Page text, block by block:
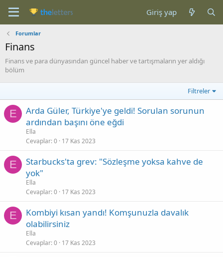
Giriş yap
Forumlar
Finans
Finans ve para dünyasından güncel haber ve tartışmaların yer aldığı
bölüm
Filtreler
E
Arda Güler, Türkiye'ye geldi! Sorulan sorunun
ardından başını öne eğdi
Ella
Cevaplar 0 17 Kas 2023
E
Starbucks'ta grev: "Sözleşme yoksa kahve de
yok"
Ella
Cevaplar 0 17 Kas 2023
E
Kombiyi kısan yandı! Komşunuzla davalık
olabilirsiniz
Ella
Cevaplar 0 17 Kas 2023